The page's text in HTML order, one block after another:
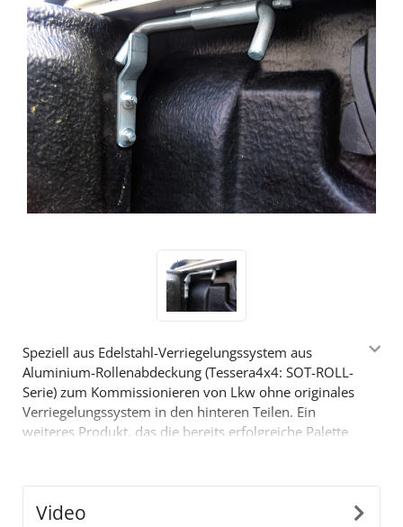
Speziell aus Edelstahl-Verriegelungssystem aus
Aluminium-Rollenabdeckung (Tessera4x4: SOT-ROLL-
Serie) zum Kommissionieren von Lkw ohne originales
Verriegelungssystem in den hinteren Teilen. Ein
weiteres Produkt, das die bereits erfolgreiche Palette
Video